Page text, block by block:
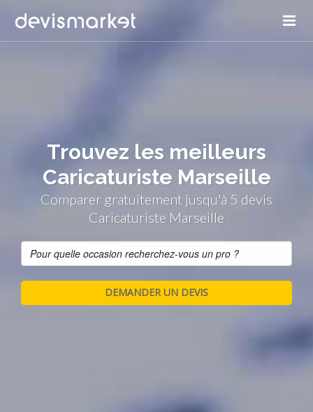
Trouvez les meilleurs
Caricaturiste Marseille
Comparer gratuitement jusqu'à 5 devis
Caricaturiste Marseille